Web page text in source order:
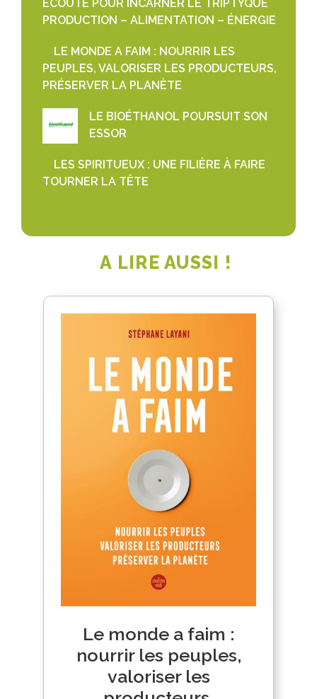
ÉCOUTE POUR INCARNER LE TRIPTYQUE
PRODUCTION – ALIMENTATION – ÉNERGIE
LE MONDE A FAIM : NOURRIR LES
PEUPLES, VALORISER LES PRODUCTEURS,
PRÉSERVER LA PLANÈTE
LE BIOÉTHANOL POURSUIT SON
ESSOR
LES SPIRITUEUX : UNE FILIÈRE À FAIRE
TOURNER LA TÊTE
A LIRE AUSSI !
Le monde a faim :
nourrir les peuples,
valoriser les